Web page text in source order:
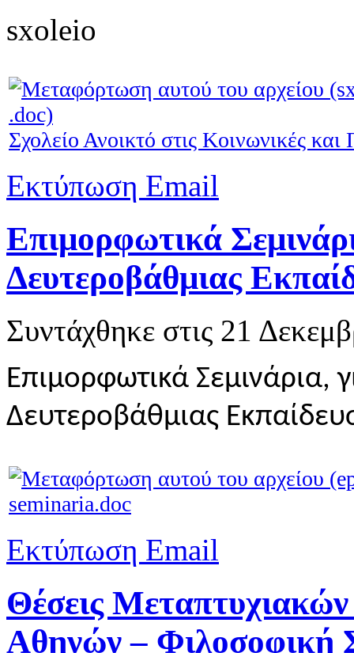
sxoleio
Σχολείο Ανοικτό στις Κοινωνικές
Εκτύπωση Email
Επιμορφωτικά
Δευτεροβάθμιας
Συντάχθηκε στις 21
Επιμορφωτικά Σεμινάρια,
Δευτεροβάθμιας
seminaria.doc
Εκτύπωση Email
Θέσεις
Αθηνών – Φιλοσοφική